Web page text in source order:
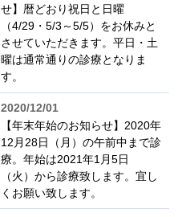
せ】暦どおり祝日と日曜
（4/29・5/3～5/5）をお休みと
させていただきます。平日・土
曜は通常通りの診療となりま
す。
2020/12/01
【年末年始のお知らせ】2020年
12月28日（月）の午前中まで診
療。年始は2021年1月5日
（火）から診療致します。宜し
くお願い致します。